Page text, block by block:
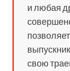
и любая
свою